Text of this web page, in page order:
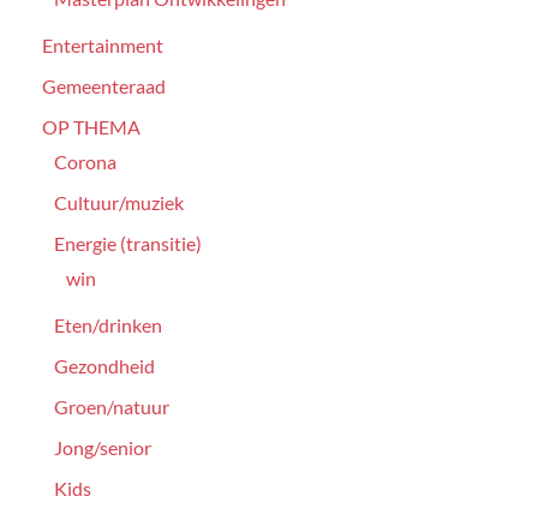
Entertainment
Gemeenteraad
OP THEMA
Corona
Cultuur/muziek
Energie (transitie)
win
Eten/drinken
Gezondheid
Groen/natuur
Jong/senior
Kids